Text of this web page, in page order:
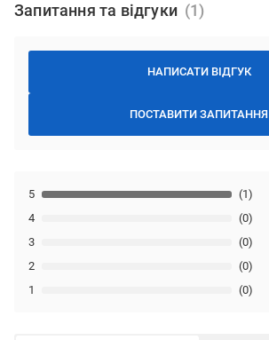
Запитання та відгуки
НАПИСАТИ ВІДГУК
ПОСТАВИТИ ЗАПИТАННЯ
1 (0)
2 (0)
3 (0)
4 (0)
5 (1)